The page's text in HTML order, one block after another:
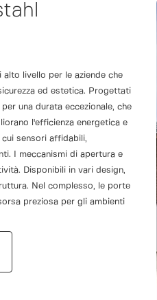
livello per le aziende che
ed estetica. Progettati
una durata eccezionale, che
l'efficienza energetica e
cui sensori affidabili,
I meccanismi di apertura e
Disponibili in vari design,
Nel complesso, le porte
preziosa per gli ambienti